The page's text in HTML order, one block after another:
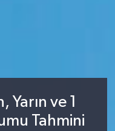
Yarın ve 1
Tahmini